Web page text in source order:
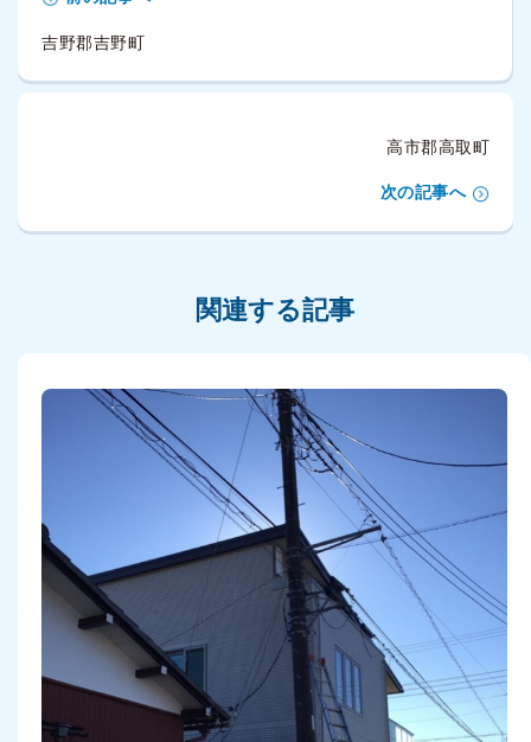
吉野郡吉野町
高市郡高取町
次の記事へ
関連する記事